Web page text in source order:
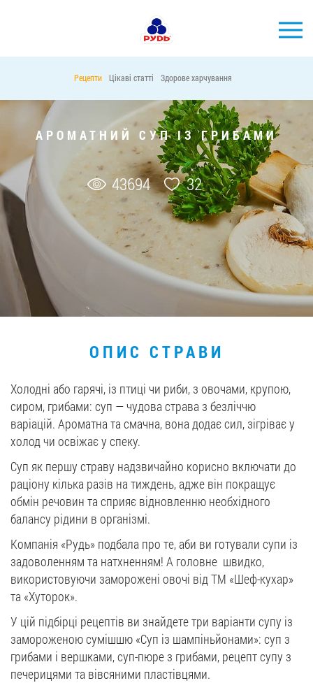
ПРОДУКЦІЯ
КОМПАНІЯ
СПОЖИВАЧАМ
АКЦІЇ
ПРЕС-ЦЕНТР
ХОРЕКА
Тендерні закупівлі
СТАТИ ПАРТНЕРОМ
0412 48 28 17
0412 42 29 23
Рецепти Цікаві статті Здорове харчування
АРОМАТНИЙ СУП ІЗ ГРИБАМИ
43694 32
ОПИС СТРАВИ
Холодні або гарячі, із птиці чи риби, з овочами, крупою,
сиром, грибами: суп — чудова страва з безліччю
варіацій. Ароматна та смачна, вона додає сил, зігріває у
холод чи освіжає у спеку.
Суп як першу страву надзвичайно корисно включати до
раціону кілька разів на тиждень, адже він покращує
обмін речовин та сприяє відновленню необхідного
балансу рідини в організмі.
Компанія «Рудь» подбала про те, аби ви готували супи із
задоволенням та натхненням! А головне швидко,
використовуючи заморожені овочі від ТМ «Шеф-кухар»
та «Хуторок».
У цій підбірці рецептів ви знайдете три варіанти супу із
замороженою сумішшю «Суп із шампіньйонами»: суп з
грибами і вершками, суп-пюре з грибами, рецепт супу з
печерицями та вівсяними пластівцями.